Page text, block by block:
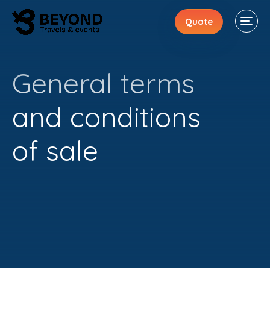
Quote
Stays
General terms
and conditions
of sale